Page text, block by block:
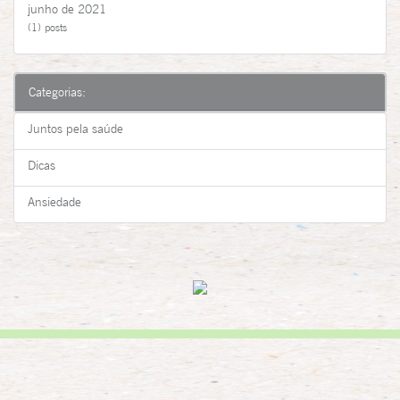
junho de 2021
(1) posts
Categorias:
Juntos pela saúde
Dicas
Ansiedade